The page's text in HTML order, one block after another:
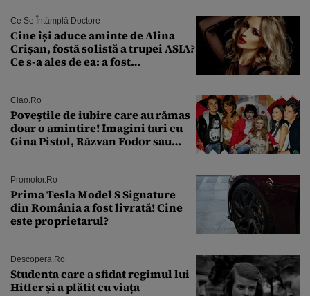
Ce Se Întâmplă Doctore
Cine își aduce aminte de Alina
Crișan, fostă solistă a trupei ASIA?
Ce s-a ales de ea: a fost
Ciao.ro
Poveştile de iubire care au rămas
doar o amintire! Imagini tari cu
Gina Pistol, Răzvan Fodor sau
Promotor.ro
Prima Tesla Model S Signature
din România a fost livrată! Cine
este proprietarul?
Descopera.ro
Studenta care a sfidat regimul lui
Hitler și a plătit cu viața